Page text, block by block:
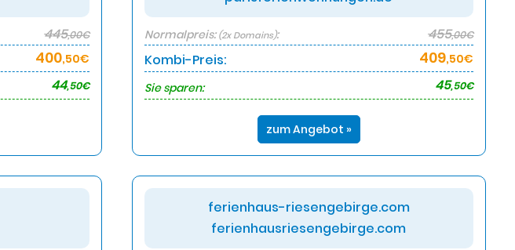
445,00€
400,50€
44,50€
Normalpreis:(2x Domains): 455,00€
Kombi-Preis: 409,50€
Sie sparen:
45,50€
zum Angebot »
ferienhaus-riesengebirge.com
ferienhausriesengebirge.com